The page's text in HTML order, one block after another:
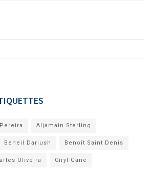
Aljamain Sterling
Beneil Dariush Benoît Saint Denis
Oliveira Ciryl Gane